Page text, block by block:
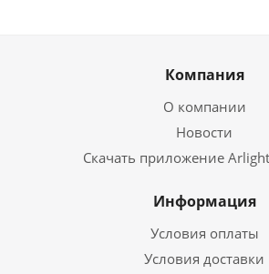
Компания
О компании
Новости
Скачать приложение
Информация
Условия оплаты
Условия доставки